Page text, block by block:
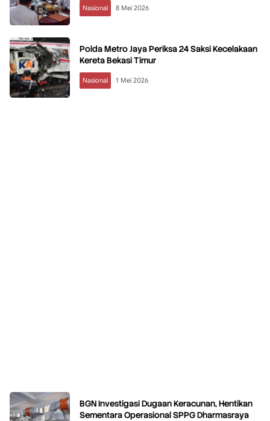
Nasional 8 Mei 2026
Polda Metro Jaya Periksa 24 Saksi Kecelakaan
Kereta Bekasi Timur
Nasional 1 Mei 2026
BGN Investigasi Dugaan Keracunan, Hentikan
Sementara Operasional SPPG Dharmasraya